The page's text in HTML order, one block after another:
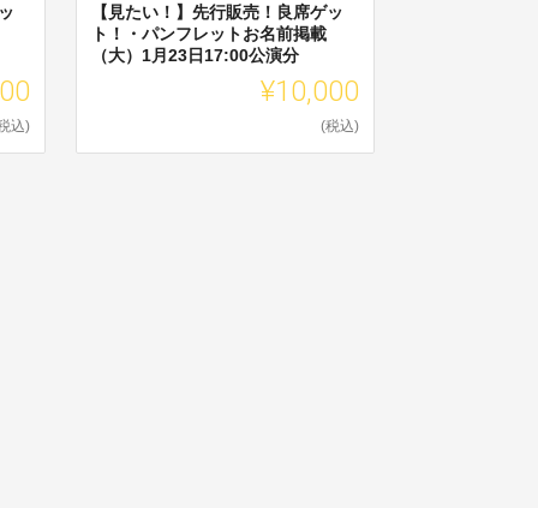
込)
【見たい！】先行販売！良席ゲッ
ト！・パンフレットお名前掲載
（大）1月23日17:00公演分
¥10,000
(税込)